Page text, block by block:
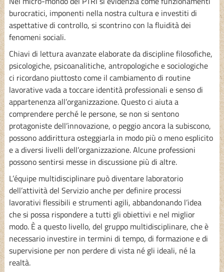
burocratici, imponenti nella nostra cultura e investiti di
aspettative di controllo, si scontrino con la fluidità dei
fenomeni sociali.
Chiavi di lettura avanzate elaborate da discipline filosofiche,
psicologiche, psicoanalitiche, antropologiche e sociologiche
ci ricordano piuttosto come il cambiamento di routine
lavorative vada a toccare identità professionali e senso di
appartenenza all’organizzazione. Questo ci aiuta a
comprendere perché le persone, se non si sentono
protagoniste dell’innovazione, o peggio ancora la subiscono,
possono addirittura osteggiarla in modo più o meno esplicito
e a diversi livelli dell’organizzazione. Alcune professioni
possono sentirsi messe in discussione più di altre.
L’équipe multidisciplinare può diventare laboratorio
dell’attività del Servizio anche per definire processi
lavorativi flessibili e strumenti agili, abbandonando l’idea
che si possa rispondere a tutti gli obiettivi e nel miglior
modo. È a questo livello, del gruppo multidisciplinare, che è
necessario investire in termini di tempo, di formazione e di
supervisione per non perdere di vista né gli ideali, né la
realtà.